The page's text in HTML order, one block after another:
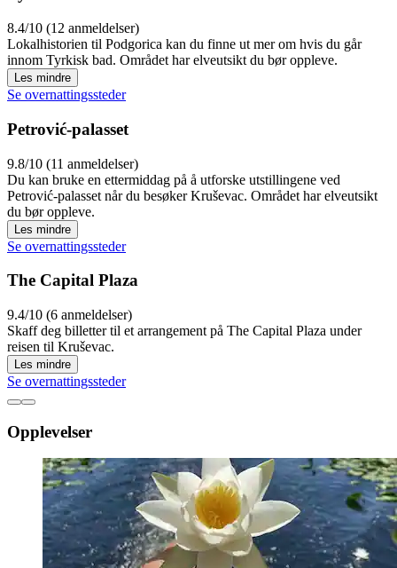
8.4/10 (12 anmeldelser)
Lokalhistorien til Podgorica kan du finne ut mer om hvis du går
innom Tyrkisk bad. Området har elveutsikt du bør oppleve.
Les mindre
Se overnattingssteder
Petrović-palasset
9.8/10 (11 anmeldelser)
Du kan bruke en ettermiddag på å utforske utstillingene ved
Petrović-palasset når du besøker Kruševac. Området har elveutsikt
du bør oppleve.
Les mindre
Se overnattingssteder
The Capital Plaza
9.4/10 (6 anmeldelser)
Skaff deg billetter til et arrangement på The Capital Plaza under
reisen til Kruševac.
Les mindre
Se overnattingssteder
Opplevelser